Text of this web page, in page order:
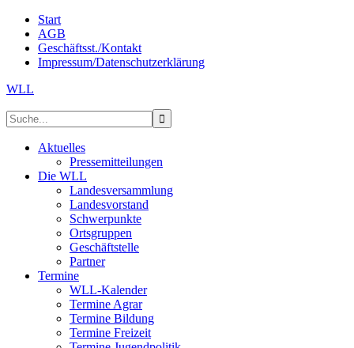
Start
AGB
Geschäftsst./Kontakt
Impressum/Datenschutzerklärung
WLL
Aktuelles
Pressemitteilungen
Die WLL
Landesversammlung
Landesvorstand
Schwerpunkte
Ortsgruppen
Geschäftstelle
Partner
Termine
WLL-Kalender
Termine Agrar
Termine Bildung
Termine Freizeit